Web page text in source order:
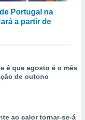
Portugal na
a partir de
é que agosto é o mês
de outono
ao calor tornar-se-á